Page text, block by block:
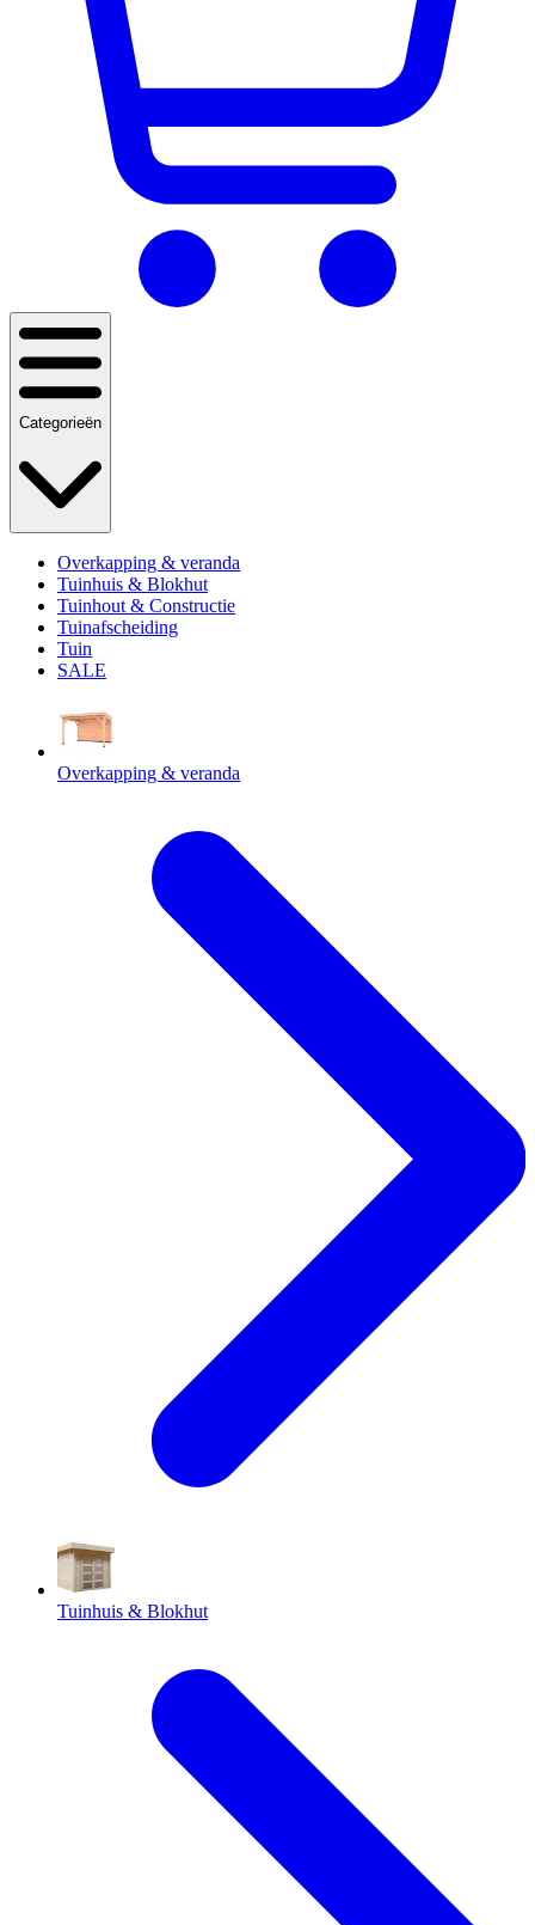
Categorieën
Overkapping & veranda
Tuinhuis & Blokhut
Tuinhout & Constructie
Tuinafscheiding
Tuin
SALE
Overkapping & veranda
Tuinhuis & Blokhut